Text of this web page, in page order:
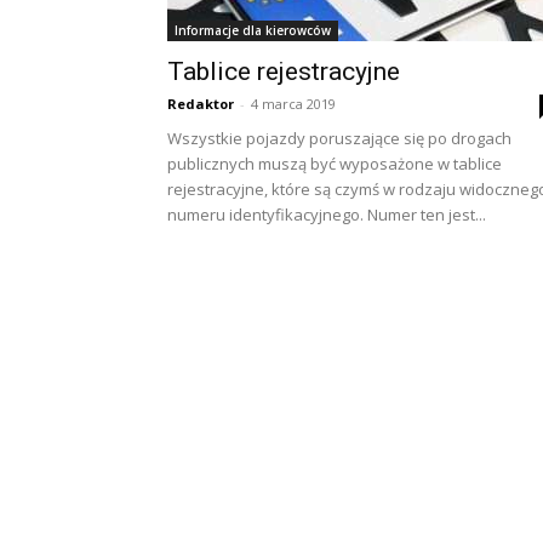
Informacje dla kierowców
Tablice rejestracyjne
Redaktor - 4 marca 2019
Wszystkie pojazdy poruszające się po drogach
publicznych muszą być wyposażone w tablice
rejestracyjne, które są czymś w rodzaju
numeru identyfikacyjnego. Numer ten jest...